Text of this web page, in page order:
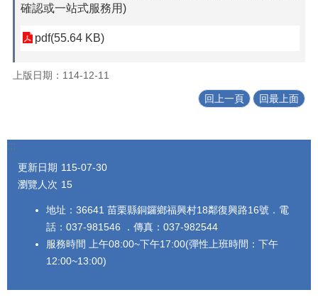
確認或一站式服務用)
pdf(55.64 KB)
上版日期：114-12-11
回上一頁 回最上面
:::
更新日期 115-07-30
瀏覽人次 15
地址：36641 苗栗縣銅鑼鄉福興村18鄰復興路16號．電
話：037-981546 ．傳真：037-982544
服務時間 上午08:00~下午17:00(彈性上班時間：下午
12:00~13:00)